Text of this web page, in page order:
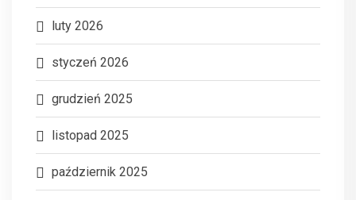
luty 2026
styczeń 2026
grudzień 2025
listopad 2025
październik 2025